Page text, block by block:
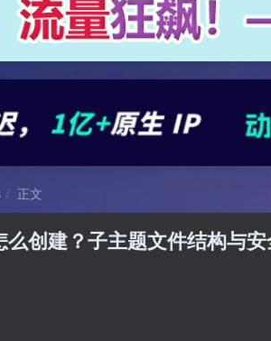
正文
创建？子主题文件结构与